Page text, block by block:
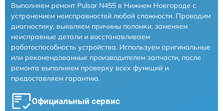
Выполняем ремонт Pulsar N455 в Нижнем Новгороде с
устранением неисправностей любой сложности. Проводим
диагностику, выявляем причины поломки, заменяем
неисправные детали и восстанавливаем
работоспособность устройства. Используем оригинальные
или рекомендованные производителем запчасти, после
ремонта выполняем проверку всех функций и
предоставляем гарантию.
Официальный сервис